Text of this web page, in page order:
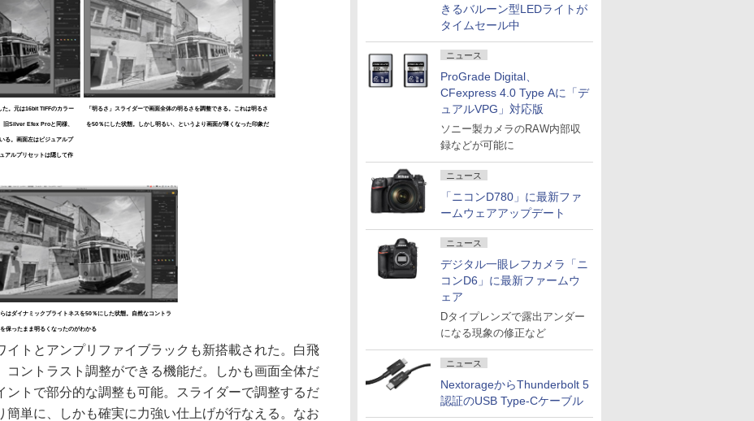
きるバルーン型LEDライトが
タイムセール中
ニュース
ProGrade Digital、
CFexpress 4.0 Type Aに「デ
ュアルVPG」対応版
ソニー製カメラのRAW内部収
録などが可能に
ニュース
「ニコンD780」に最新ファ
ームウェアアップデート
ニュース
デジタル一眼レフカメラ「ニ
コンD6」に最新ファームウ
ェア
Dタイプレンズで露出アンダー
になる現象の修正など
ニュース
NextorageからThunderbolt 5
認証のUSB Type-Cケーブル
。元は16bit TIFFのカラー
旧Silver Efex Proと同様、
る。画面左はビジュアルプ
アルプリセットは隠して作
「明るさ」スライダーで画面全体の明るさを調整できる。これは明るさ
を50％にした状態。しかし明るい、というより画面が薄くなった印象だ
らはダイナミックブライトネスを50％にした状態。自然なコントラ
を保ったまま明るくなったのがわかる
トとアンプリファイブラックも新搭載された。白飛
コントラスト調整ができる機能だ。しかも画面全体だ
ントで部分的な調整も可能。スライダーで調整するだ
簡単に、しかも確実に力強い仕上げが行なえる。なお